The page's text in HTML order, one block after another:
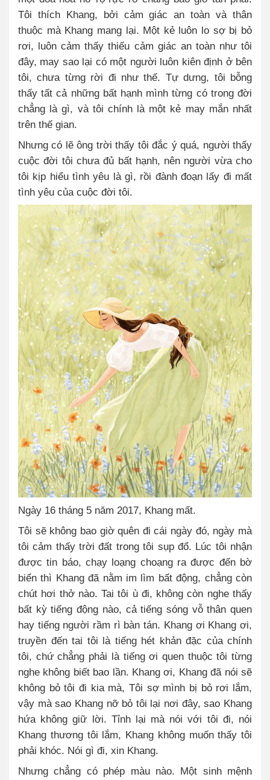
Tôi thích Khang, bởi cảm giác an toàn và thân
thuộc mà Khang mang lại. Một kẻ luôn lo sợ bị bỏ
rơi, luôn cảm thấy thiếu cảm giác an toàn như tôi
đây, may sao lại có một người luôn kiên định ở bên
tôi, chưa từng rời đi như thế. Tự dưng, tôi bỗng
thấy tất cả những bất hạnh mình từng có trong đời
chẳng là gì, và tôi chính là một kẻ may mắn nhất
trên thế gian.
Nhưng có lẽ ông trời thấy tôi đắc ý quá, người thấy
cuộc đời tôi chưa đủ bất hạnh, nên người vừa cho
tôi kịp hiểu tình yêu là gì, rồi đành đoạn lấy đi mất
tình yêu của cuộc đời tôi.
Ngày 16 tháng 5 năm 2017, Khang mất.
Tôi sẽ không bao giờ quên đi cái ngày đó, ngày mà
tôi cảm thấy trời đất trong tôi sụp đổ. Lúc tôi nhận
được tin báo, chạy loạng choạng ra được đến bờ
biển thì Khang đã nằm im lìm bất động, chẳng còn
chút hơi thở nào. Tai tôi ù đi, không còn nghe thấy
bất kỳ tiếng động nào, cả tiếng sóng vỗ thân quen
hay tiếng người rầm rì bàn tán. Khang ơi Khang ơi,
truyền đến tai tôi là tiếng hét khản đặc của chính
tôi, chứ chẳng phải là tiếng ơi quen thuộc tôi từng
nghe không biết bao lần. Khang ơi, Khang đã nói sẽ
không bỏ tôi đi kia mà, Tôi sợ mình bị bỏ rơi lắm,
vậy mà sao Khang nỡ bỏ tôi lại nơi đây, sao Khang
hứa không giữ lời. Tỉnh lại mà nói với tôi đi, nói
Khang thương tôi lắm, Khang không muốn thấy tôi
phải khóc. Nói gì đi, xin Khang.
Nhưng chẳng có phép màu nào. Một sinh mệnh